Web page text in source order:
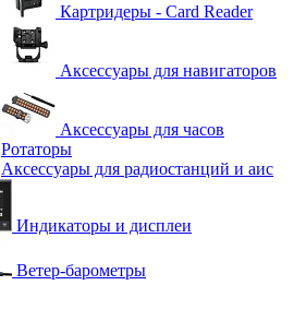
Картридеры - Card Reader
Аксессуары для навигаторов
Аксессуары для часов
Ротаторы
Аксессуары для радиостанций и аис
Индикаторы и дисплеи
Ветер-барометры